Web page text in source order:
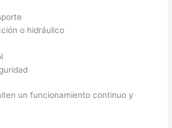
o hidráulico
un funcionamiento continuo y